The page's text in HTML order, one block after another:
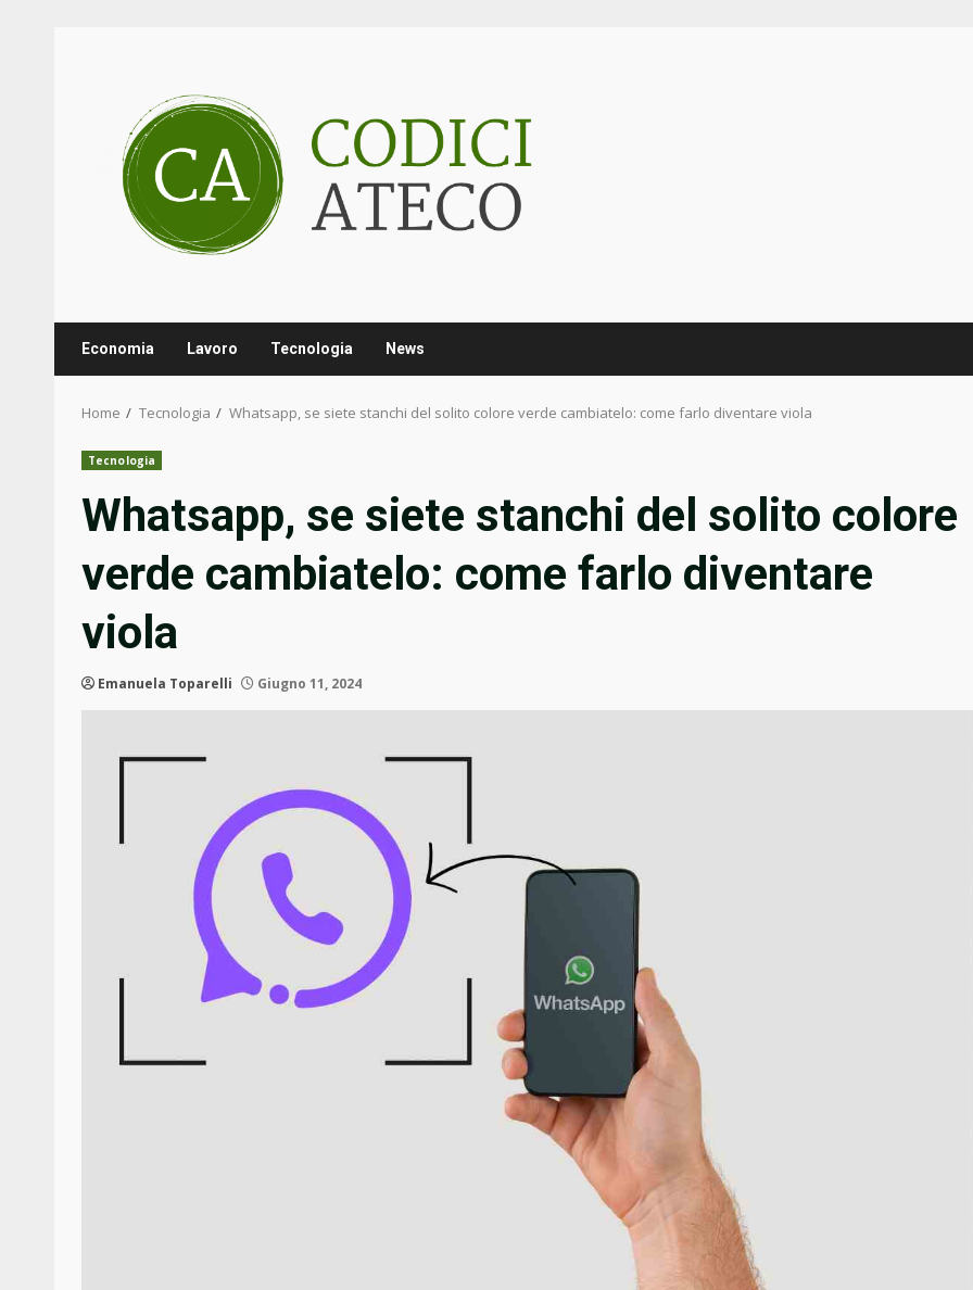
Economia Lavoro Tecnologia News
Home Tecnologia Whatsapp, se siete stanchi del solito colore verde cambiatelo: come farlo diventare viola
Tecnologia
Whatsapp, se siete stanchi del solito colore
verde cambiatelo: come farlo diventare
viola
Emanuela Toparelli Giugno 11, 2024